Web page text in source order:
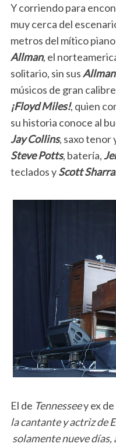
Y corriendo para
muy cerca del
metros del mítico piano
Allman, el
solitario, sin sus
músicos de gran
¡Floyd Miles!, quien
su historia conoce al
Jay Collins, saxo tenor
Steve Potts, batería,
teclados yScott
El de Tennesseey ex de
la cantante y actriz de
solamente nueve